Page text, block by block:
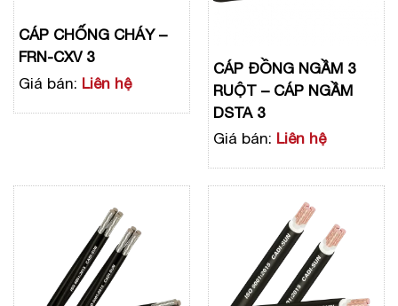
CÁP CHỐNG CHÁY –
FRN-CXV 3
Giá bán: Liên hệ
CÁP ĐỒNG NGẦM 3
RUỘT – CÁP NGẦM
DSTA 3
Giá bán: Liên hệ